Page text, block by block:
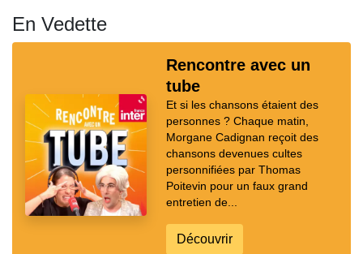
En Vedette
Rencontre avec un
tube
Et si les chansons étaient des
personnes ? Chaque matin,
Morgane Cadignan reçoit des
chansons devenues cultes
personnifiées par Thomas
Poitevin pour un faux grand
entretien de...
Découvrir